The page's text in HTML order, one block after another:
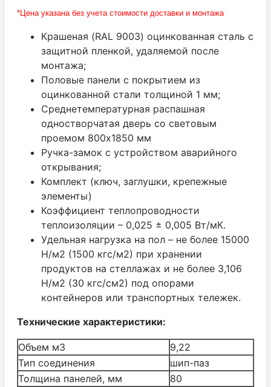
*Цена указана без учета стоимости доставки и монтажа
Крашеная (RAL 9003) оцинкованная сталь с
защитной пленкой, удаляемой после
монтажа;
Половые панели с покрытием из
оцинкованной стали толщиной 1 мм;
Среднетемпературная распашная
одностворчатая дверь со световым
проемом 800х1850 мм
Ручка-замок с устройством аварийного
открывания;
Комплект (ключ, заглушки, крепежные
элементы)
Коэффициент теплопроводности
теплоизоляции – 0,025 ± 0,005 Вт/мК.
Удельная нагрузка на пол – не более 15000
Н/м2 (1500 кгс/м2) при хранении
продуктов на стеллажах и не более 3,106
Н/м2 (30 кгс/см2) под опорами
контейнеров или транспортных тележек.
Технические характеристики:
Объем м3
9,22
Тип соединения
шип-паз
Толщина панелей, мм
80